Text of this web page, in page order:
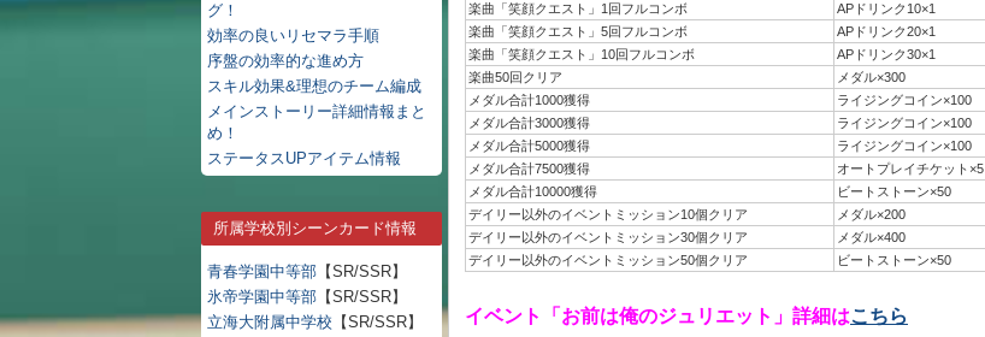
グ！
効率の良いリセマラ手順
序盤の効率的な進め方
スキル効果&理想のチーム編成
メインストーリー詳細情報まと
め！
ステータスUPアイテム情報
所属学校別シーンカード情報
青春学園中等部 【SR/SSR】
氷帝学園中等部 【SR/SSR】
立海大附属中学校 【SR/SSR】
楽曲「笑顔クエスト」1回フルコンボ
APドリンク10×1
楽曲「笑顔クエスト」5回フルコンボ
APドリンク20×1
楽曲「笑顔クエスト」10回フルコンボ
APドリンク30×1
楽曲50回クリア
メダル×300
メダル合計1000獲得
ライジングコイン×100
メダル合計3000獲得
ライジングコイン×100
メダル合計5000獲得
ライジングコイン×100
メダル合計7500獲得
オートプレイチケット×5
メダル合計10000獲得
ビートストーン×50
デイリー以外のイベントミッション10個クリア
メダル×200
デイリー以外のイベントミッション30個クリア
メダル×400
デイリー以外のイベントミッション50個クリア
ビートストーン×50
イベント「お前は俺のジュリエット」詳細はこちら